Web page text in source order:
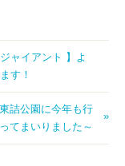
ャイアント 】よ
す！
詰公園に今年も行
ってまいりました～